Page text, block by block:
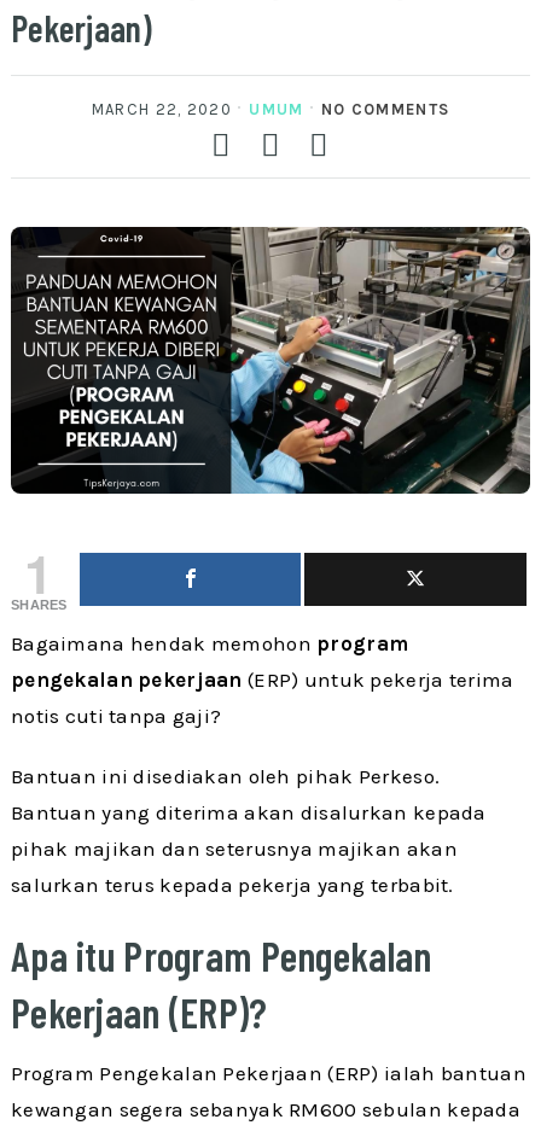
Pekerjaan)
MARCH 22, 2020 UMUM NO COMMENTS
1
SHARES
Bagaimana hendak memohon program
pengekalan pekerjaan (ERP) untuk pekerja terima
notis cuti tanpa gaji?
Bantuan ini disediakan oleh pihak Perkeso.
Bantuan yang diterima akan disalurkan kepada
pihak majikan dan seterusnya majikan akan
salurkan terus kepada pekerja yang terbabit.
Apa itu Program Pengekalan
Pekerjaan (ERP)?
Program Pengekalan Pekerjaan (ERP) ialah bantuan
kewangan segera sebanyak RM600 sebulan kepada